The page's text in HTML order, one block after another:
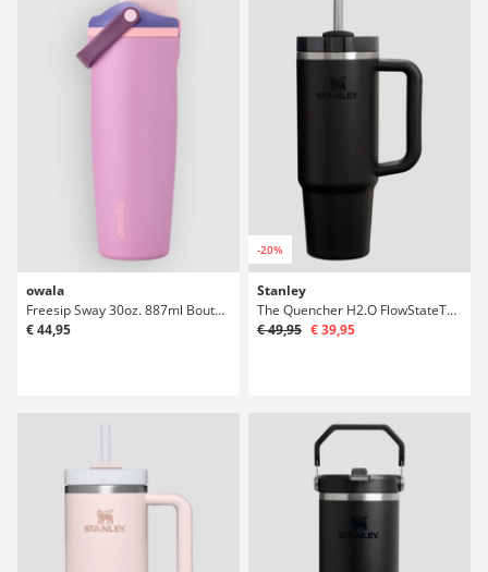
owala
Freesip Sway 30oz. 887ml Bouteille
€ 44,95
-20%
Stanley
The Quencher H2.O FlowStateTumbler 0,89l Bouteille
€ 49,95 € 39,95